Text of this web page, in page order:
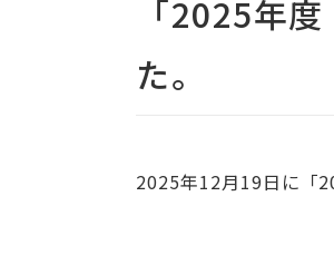
「2025年
た。
2025年12月19日に「